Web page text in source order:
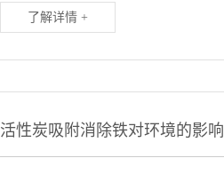
了解详情 +
活性炭吸附消除铁对环境的影响